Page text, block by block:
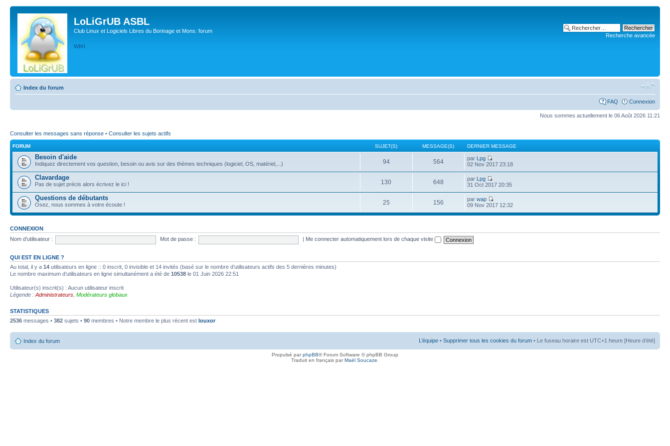
LoLiGrUB ASBL
Club Linux et Logiciels Libres du Borinage et Mons: forum
WIKI
Recherche avancée
Index du forum
FAQ Connexion
Nous sommes actuellement le 06 Août 2026 11:21
Consulter les messages sans réponse • Consulter les sujets actifs
FORUM SUJET(S) MESSAGE(S) DERNIER MESSAGE
Besoin d'aide
Indiquez directement vos question, besoin ou avis sur des thèmes techniques (logiciel, OS, matériel,...) 94 564 par Lpg
02 Nov 2017 23:18
Clavardage
Pas de sujet précis alors écrivez le ici ! 130 648 par Lpg
31 Oct 2017 20:35
Questions de débutants
Osez, nous sommes à votre écoute ! 25 156 parwap
09 Nov 2017 12:32
CONNEXION
Nom d’utilisateur :
Mot de passe : Me connecter automatiquement lors de chaque visite
QUI EST EN LIGNE ?
Au total, il y a 14 utilisateurs en ligne :: 0 inscrit, 0 invisible et 14 invités (basé sur le nombre d’utilisateurs actifs des 5 dernières minutes)
Le nombre maximum d’utilisateurs en ligne simultanément a été de 10538 le 01 Juin 2026 22:51
Utilisateur(s) inscrit(s) : Aucun utilisateur inscrit
Légende : Administrateurs Modérateurs globaux
STATISTIQUES
2536 messages • 382 sujets • 90 membres • Notre membre le plus récent est louxor
Index du forum L’équipe • Supprimer tous les cookies du forum • Le fuseau horaire est UTC+1 heure [Heure d’été]
Propulsé parphpBB® Forum Software © phpBB Group
Traduit en français parMaël Soucaze